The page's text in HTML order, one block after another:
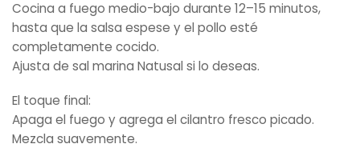
Cocina a fuego medio-bajo durante 12–15 minutos,
hasta que la salsa espese y el pollo esté
completamente cocido.
Ajusta de sal marina Natusal si lo deseas.
El toque final:
Apaga el fuego y agrega el cilantro fresco picado.
Mezcla suavemente.